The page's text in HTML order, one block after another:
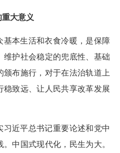
大意义
基本生活和衣食冷暖，是保障
维护社会稳定的兜底性、基础
布施行，对于在法治轨道上
稳致远、让人民共享改革发展
习近平总书记重要论述和党中
中国式现代化，民生为大。